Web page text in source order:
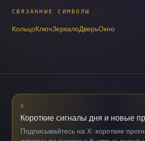
СВЯЗАННЫЕ СИМВОЛЫ
КольцоКлючЗеркалоДверьОкно
X
Короткие сигналы дня и новые
Подписывайтесь на X: короткие